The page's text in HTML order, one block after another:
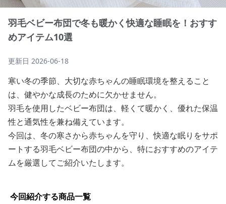
羽毛ベビー布団で冬も暖かく快適な睡眠を！おすす
めアイテム10選
更新日 2026-06-18
寒い冬の季節、大切な赤ちゃんの睡眠環境を整えること
は、健やかな成長のために欠かせません。
羽毛を使用したベビー布団は、軽くて暖かく、優れた保温
性と通気性を兼ね備えています。
今回は、冬の寒さから赤ちゃんを守り、快適な眠りをサポ
ートする羽毛ベビー布団の中から、特におすすめのアイテ
ムを厳選してご紹介いたします。
今回紹介する商品一覧